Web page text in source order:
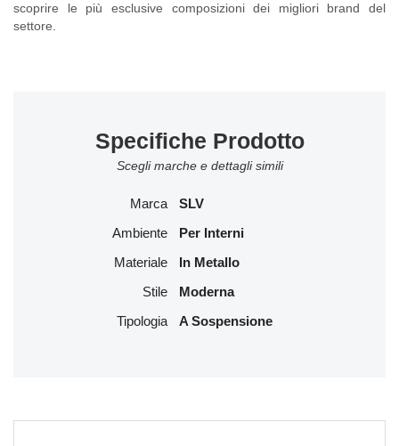
scoprire le più esclusive composizioni dei migliori brand del
settore.
Specifiche Prodotto
Scegli marche e dettagli simili
Marca SLV
Ambiente Per Interni
Materiale In Metallo
Stile Moderna
Tipologia A Sospensione